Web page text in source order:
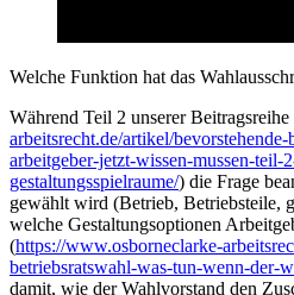
Welche Funktion hat das
Während Teil 2 unserer Beitragsreihe
arbeitsrecht.de/artikel/
arbeitgeber-jetzt-wissen-mussen-teil-
gestaltungsspielraume/) die Frage
gewählt wird (Betrieb, Betriebsteile,
welche Gestaltungsoptionen
(https://www.osborneclarke-
betriebsratswahl-was-tun-wenn-der-
damit, wie der Wahlvorstand den